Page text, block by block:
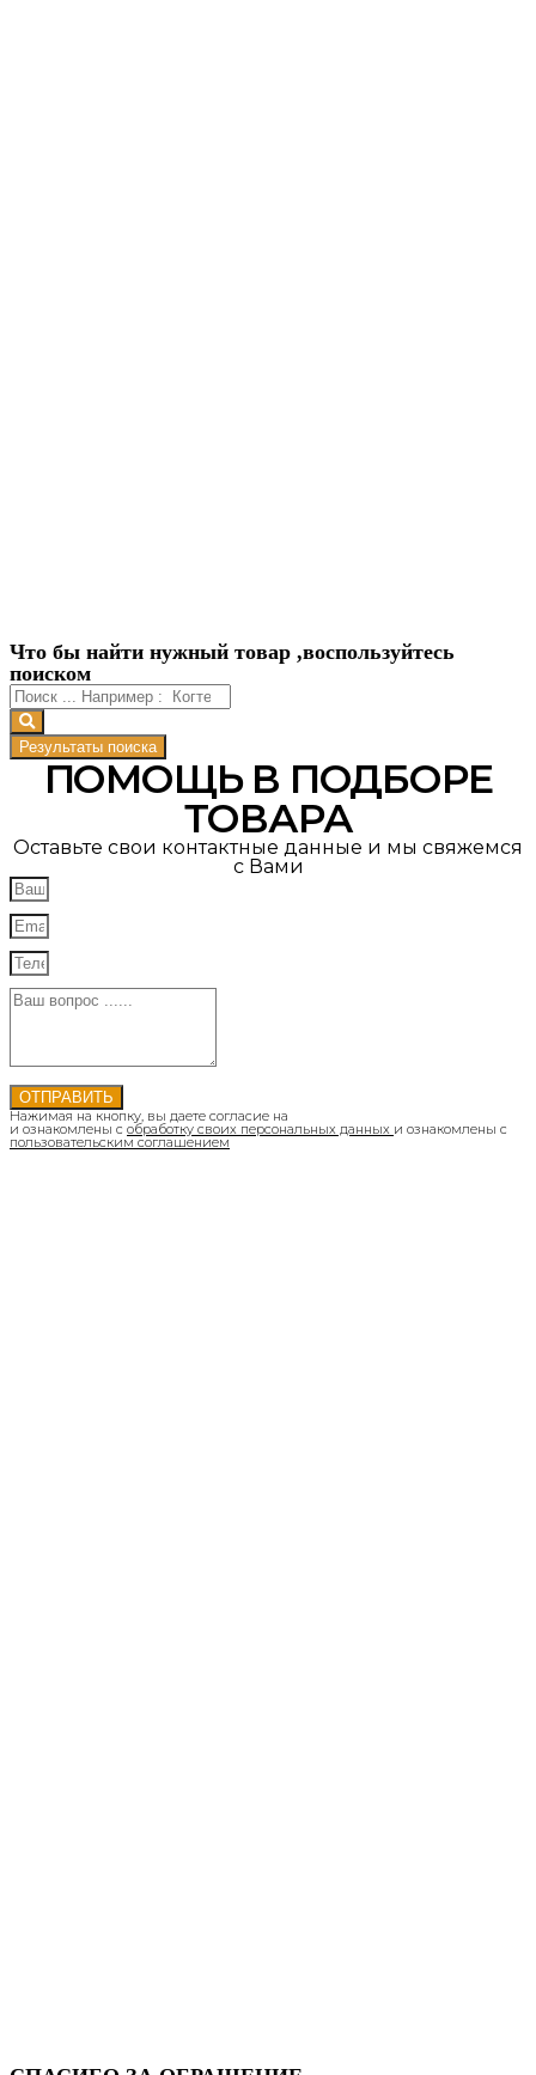
Что бы найти нужный товар ,воспользуйтесь
поиском
Результаты поиска
ПОМОЩЬ В ПОДБОРЕ
ТОВАРА
Оставьте свои контактные данные и мы свяжемся
с Вами
ОТПРАВИТЬ
Нажимая на кнопку, вы даете согласие на
и ознакомлены с обработку своих персональных данных и ознакомлены с
пользовательским соглашением